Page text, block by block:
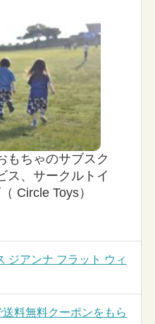
もちゃのサブスク
ス、サークルトイ
Circle Toys）
ジアンナ フラット ウィ
料無料クーポンをもら